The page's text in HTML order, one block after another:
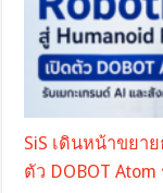
SiS เดินหน้าขยา
ตัว DOBOT